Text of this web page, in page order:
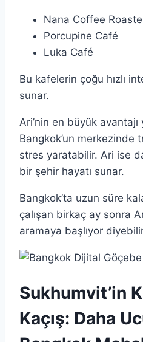
Nana Coffee
Porcupine Café
Luka Café
Bu kafelerin çoğu hızlı
sunar.
Ari’nin en büyük
Bangkok’un merkezinde
stres yaratabilir. Ari ise
bir şehir hayatı sunar.
Bangkok’ta uzun süre
çalışan birkaç ay sonra
aramaya başlıyor
Sukhumvit’in
Kaçış: Daha